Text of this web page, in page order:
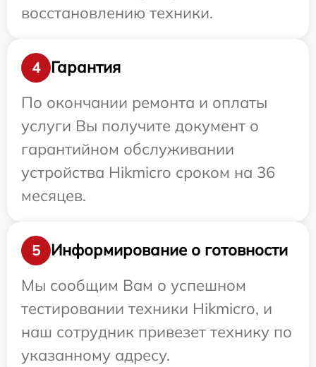
восстановлению техники.
4
Гарантия
По окончании ремонта и оплаты
услуги Вы получите документ о
гарантийном обслуживании
устройства Hikmicro сроком на 36
месяцев.
5
Информирование о готовности
Мы сообщим Вам о успешном
тестировании техники Hikmicro, и
наш сотрудник привезет технику по
указанному адресу.